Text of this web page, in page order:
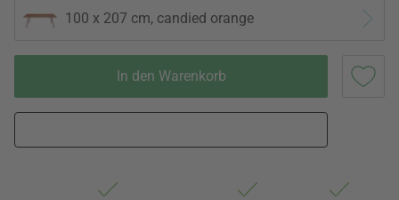
100 x 207 cm, candied orange
In den Warenkorb